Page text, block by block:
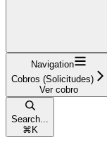
Navigation
Cobros (Solicitudes)
Ver cobro
Search...
⌘ K